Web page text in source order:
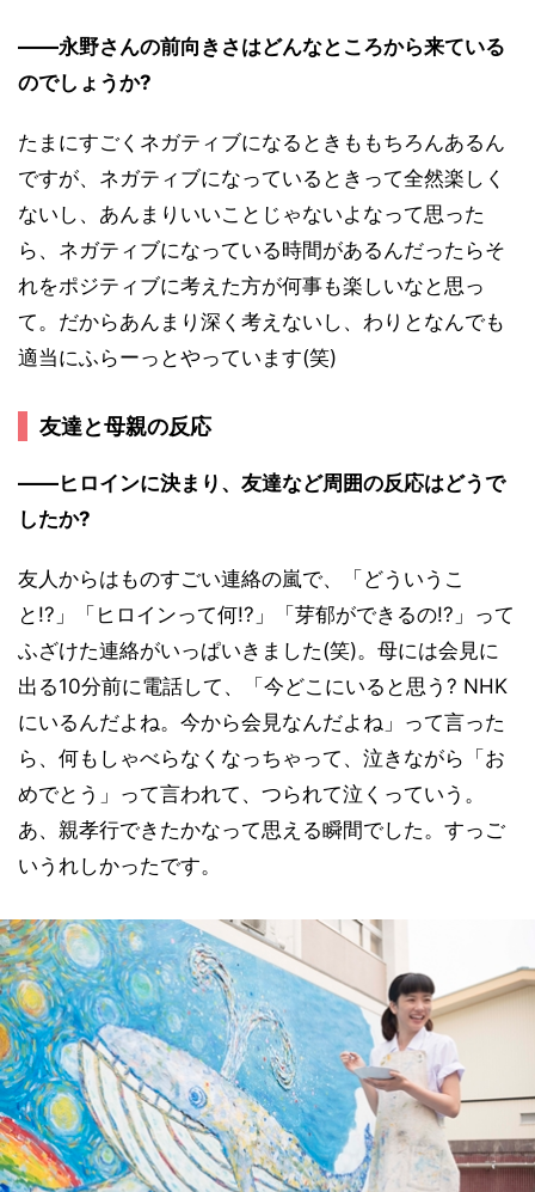
――永野さんの前向きさはどんなところから来ている
のでしょうか?
たまにすごくネガティブになるときももちろんあるん
ですが、ネガティブになっているときって全然楽しく
ないし、あんまりいいことじゃないよなって思った
ら、ネガティブになっている時間があるんだったらそ
れをポジティブに考えた方が何事も楽しいなと思っ
て。だからあんまり深く考えないし、わりとなんでも
適当にふらーっとやっています(笑)
友達と母親の反応
――ヒロインに決まり、友達など周囲の反応はどうで
したか?
友人からはものすごい連絡の嵐で、「どういうこ
と!?」「ヒロインって何!?」「芽郁ができるの!?」って
ふざけた連絡がいっぱいきました(笑)。母には会見に
出る10分前に電話して、「今どこにいると思う? NHK
にいるんだよね。今から会見なんだよね」って言った
ら、何もしゃべらなくなっちゃって、泣きながら「お
めでとう」って言われて、つられて泣くっていう。
あ、親孝行できたかなって思える瞬間でした。すっご
いうれしかったです。